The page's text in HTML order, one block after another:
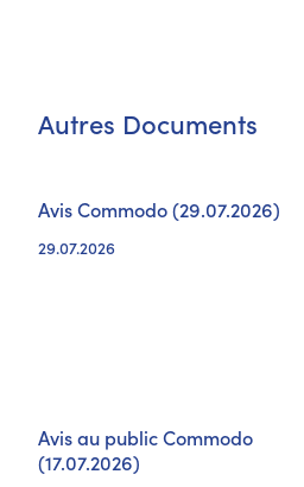
Autres Documents
Avis Commodo (29.07.2026)
29.07.2026
Avis au public Commodo
(17.07.2026)